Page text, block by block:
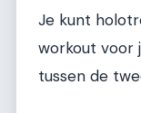
Je kunt
workout voor
tussen de